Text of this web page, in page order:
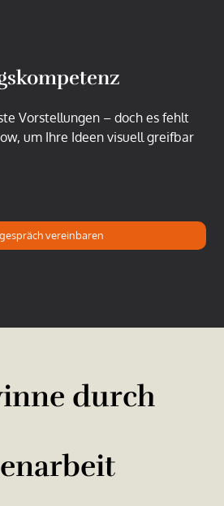
Vorstellungen – doch es fehlt
um Ihre Ideen visuell greifbar
vereinbaren
durch